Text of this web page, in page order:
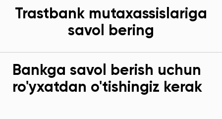
Trastbank mutaxassislariga
savol bering
Bankga savol berish uchun
ro'yxatdan o'tishingiz kerak